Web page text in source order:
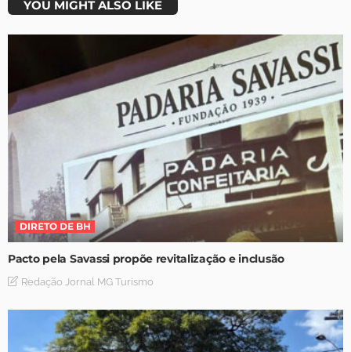
YOU MIGHT ALSO LIKE
DIRETO DE BH
Pacto pela Savassi propõe revitalização e inclusão
Redação Jornal MG Turismo